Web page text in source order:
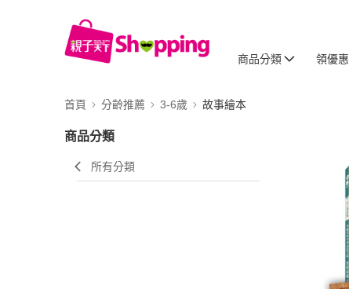
商品分類 領優惠
首頁 分齡推薦 3-6歲 故事繪本
商品分類
所有分類